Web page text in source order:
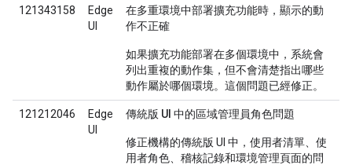
121343158
Edge
UI
在多重環境中部署擴充功能時，顯示的動
作不正確
如果擴充功能部署在多個環境中，系統會
列出重複的動作集，但不會清楚指出哪些
動作屬於哪個環境。這個問題已經修正。
121212046
Edge
UI
傳統版 UI 中的區域管理員角色問題
修正機構的傳統版 UI 中，使用者清單、使
用者角色、稽核記錄和環境管理頁面的問